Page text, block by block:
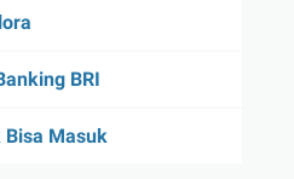
BRI
Bisa Masuk